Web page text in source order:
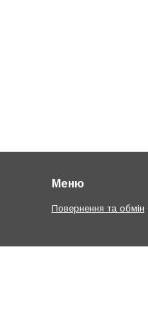
Меню
Повернення та обмін